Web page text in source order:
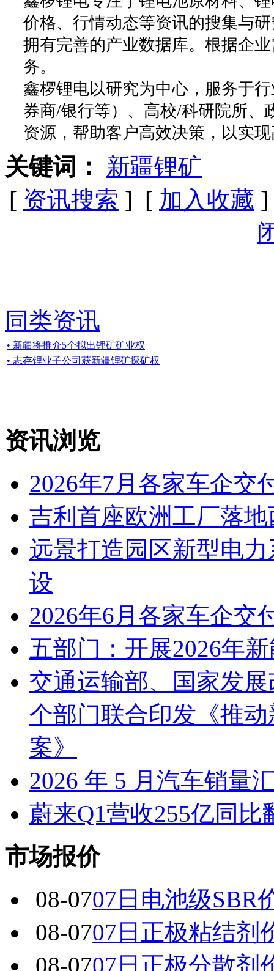
价格、行情动态等资讯的搜集与
拥有完善的产业数据库。根据企
务。
鑫椤锂电以研究为中心，服务于
券商/银行等）、高校/科研院所、
资源，帮助客户高效决策，以实
关键词：
新疆锂矿
[ 资讯搜索 ] [ 加入收藏
同类资讯
• 新疆将推介5个拟出锂矿矿业权
• 志存锂业子公司获新疆锂矿探矿权
资讯浏览
2026年7月各家车企交
吉利首座欧洲工厂落
远景打造园区新型电
设
2026年6月各家车企交
五部门：开展2026年
交通运输部、国家发
个部门联合印发《推
案》
2026 年 5 月汽车销量
蔚来Q1营收255亿同
市场报价
08-0707日电池级SBR
08-0707日正极粘结剂
08-0707日正极分散剂